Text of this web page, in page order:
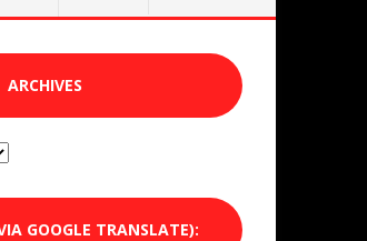
ARCHIVES
GOOGLE TRANSLATE):